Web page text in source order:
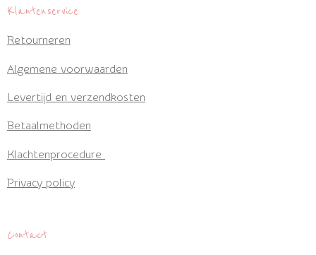
Klantenservice
Retourneren
Algemene voorwaarden
Levertijd en verzendkosten
Betaalmethoden
Klachtenprocedure
Privacy policy
Contact